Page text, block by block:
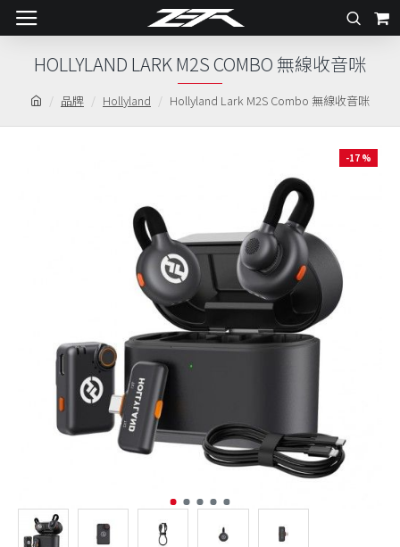
品牌 Hollyland Hollyland Lark M2S Combo 無線收音咪
HOLLYLAND LARK M2S COMBO 無線收音咪
-17 %